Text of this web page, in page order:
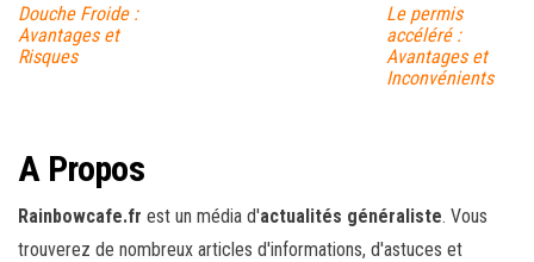
Douche Froide :
Avantages et
Risques
Le permis
accéléré :
Avantages et
Inconvénients
A Propos
Rainbowcafe.fr est un média d'actualités généraliste. Vous
trouverez de nombreux articles d'informations, d'astuces et